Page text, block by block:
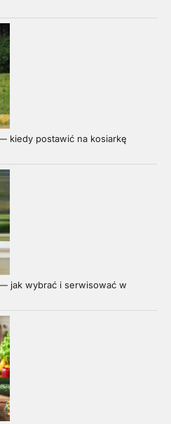
kiedy postawić na kosiarkę
jak wybrać i serwisować w